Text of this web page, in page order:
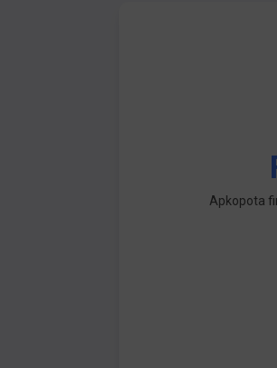
Apkopota